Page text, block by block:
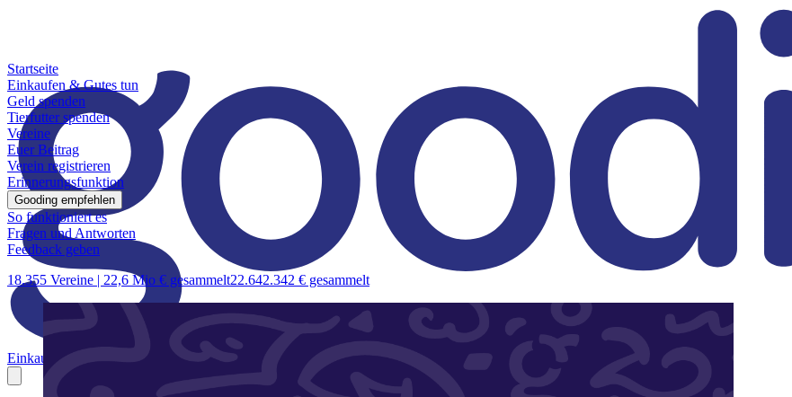
Einkaufen & Gutes tun Geld spendenTierfutter spenden VereineEuer Beitrag
Startseite
Einkaufen & Gutes tun
Geld spenden
Tierfutter spenden
Vereine
Euer Beitrag
Verein registrieren
Erinnerungsfunktion
Gooding empfehlen
So funktioniert es
Fragen und Antworten
Feedback geben
18.355 Vereine | 22,6 Mio € gesammelt22.642.342 € gesammelt